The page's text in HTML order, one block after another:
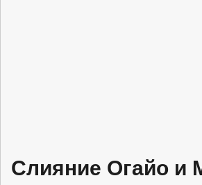
Слияние Огайо